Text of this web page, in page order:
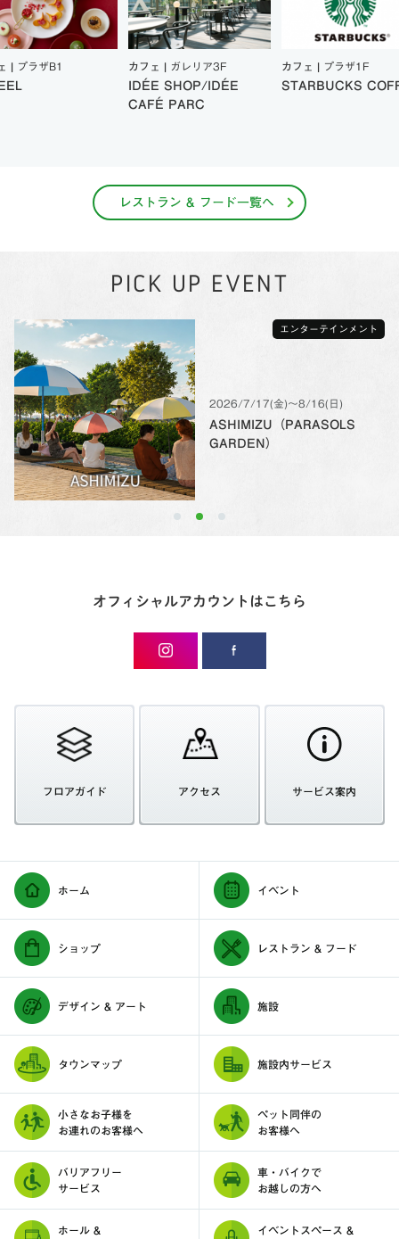
| プラザB1 カフェ | ガレリア3F
IDÉE SHOP/IDÉE
CAFÉ PARC
カフェ | プラザ1F
STARBUCKS
レストラン & フード一覧へ
PICK UP EVENT
2026/7/17(金)〜8/16(日)
ASHIMIZU（PARASOLS
GARDEN）
エンターテインメント
オフィシャルアカウントはこちら
フロアガイド アクセス サービス案内
ホーム イベント
ショップ レストラン & フード
デザイン & アート 施設
タウンマップ 施設内サービス
小さなお子様を
お連れのお客様へ
ペット同伴の
お客様へ
バリアフリー
サービス
車・バイクで
お越しの方へ
ホール &
イベントスペース &